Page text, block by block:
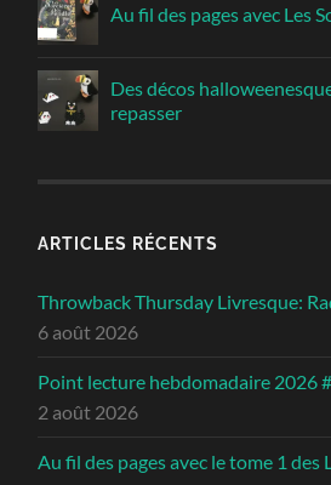
Au fil des pages avec Les
Des décos
repasser
ARTICLES RÉCENTS
Throwback Thursday Livresque:
6 août 2026
Point lecture hebdomadaire 2026
2 août 2026
Au fil des pages avec le tome 1 des